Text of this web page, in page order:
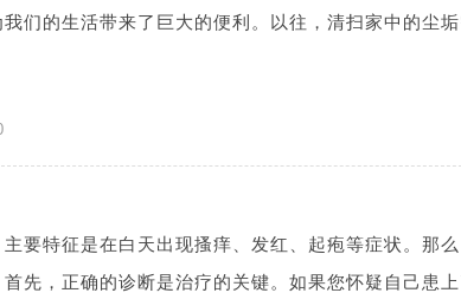
们的生活带来了巨大的便利。以往，清扫家中的尘
要特征是在白天出现搔痒、发红、起疱等症状。那
先，正确的诊断是治疗的关键。如果您怀疑自己患上